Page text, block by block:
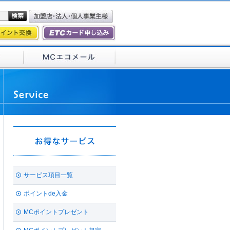
サービス項目一覧
ポイントde入金
MCポイントプレゼント